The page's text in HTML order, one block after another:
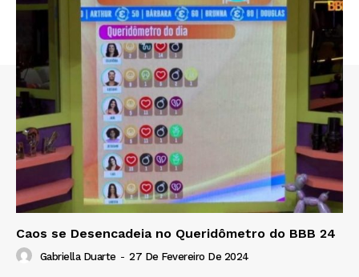
Caos se Desencadeia no Queridômetro do BBB 24
Gabriella Duarte - 27 De Fevereiro De 2024